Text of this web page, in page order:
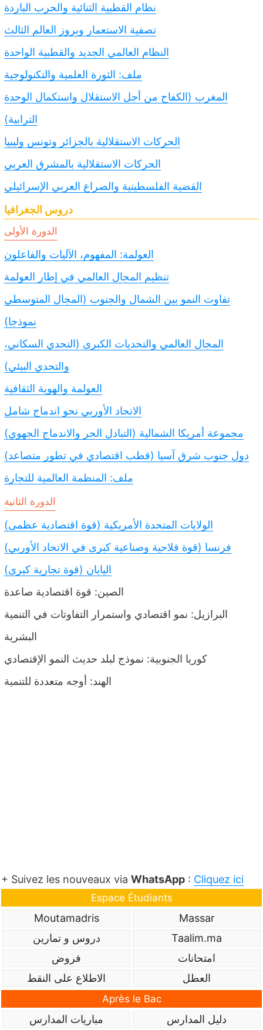
نظام القطبية الثنائية والحرب الباردة
تصفية الاستعمار وبروز العالم الثالث
النظام العالمي الجديد والقطبية الواحدة
ملف: الثورة العلمية والتكنولوجية
المغرب (الكفاح من أجل الاستقلال واستكمال الوحدة
الترابية)
الحركات الاستقلالية بالجزائر وتونس وليبيا
الحركات الاستقلالية بالمشرق العربي
القضية الفلسطينية والصراع العربي الإسرائيلي
دروس الجغرافيا
الدورة الأولى
العولمة: المفهوم، الآليات والفاعلون
تنظيم المجال العالمي في إطار العولمة
تفاوت النمو بين الشمال والجنوب (المجال المتوسطي
نموذجا)
المجال العالمي والتحديات الكبرى (التحدي السكاني،
والتحدي البيئي)
العولمة والهوية الثقافية
الاتحاد الأوربي نحو اندماج شامل
مجموعة أمريكا الشمالية (التبادل الحر والاندماج الجهوي)
دول جنوب شرق آسيا (قطب اقتصادي في تطور متصاعد)
ملف: المنظمة العالمية للتجارة
الدورة الثانية
الولايات المتحدة الأمريكية (قوة اقتصادية عظمى)
فرنسا (قوة فلاحية وصناعية كبرى في الاتحاد الأوربي)
اليابان (قوة تجارية كبرى)
الصين: قوة اقتصادية صاعدة
البرازيل: نمو اقتصادي واستمرار التفاوتات في التنمية
البشرية
كوريا الجنوبية: نموذج لبلد حديث النمو الإقتصادي
الهند: أوجه متعددة للتنمية
+ Suivez les nouveaux via WhatsApp : Cliquez ici
Espace Étudiants
Massar
Moutamadris
Taalim.ma
دروس و تمارين
امتحانات
فروض
العطل
الاطلاع على النقط
Après le Bac
دليل المدارس مباريات المدارس